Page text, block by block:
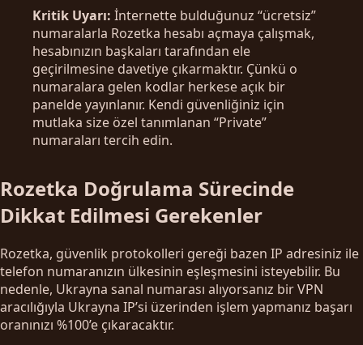
Kritik Uyarı: İnternette bulduğunuz “ücretsiz”
numaralarla Rozetka hesabı açmaya çalışmak,
hesabınızın başkaları tarafından ele
geçirilmesine davetiye çıkarmaktır. Çünkü o
numaralara gelen kodlar herkese açık bir
panelde yayınlanır. Kendi güvenliğiniz için
mutlaka size özel tanımlanan “Private”
numaraları tercih edin.
Rozetka Doğrulama Sürecinde
Dikkat Edilmesi Gerekenler
Rozetka, güvenlik protokolleri gereği bazen IP adresiniz ile
telefon numaranızın ülkesinin eşleşmesini isteyebilir. Bu
nedenle, Ukrayna sanal numarası alıyorsanız bir VPN
aracılığıyla Ukrayna IP’si üzerinden işlem yapmanız başarı
oranınızı %100’e çıkaracaktır.